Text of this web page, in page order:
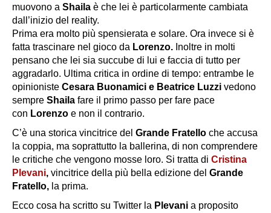
muovono a Shaila è che lei è particolarmente cambiata
dall’inizio del reality.
Prima era molto più spensierata e solare. Ora invece si è
fatta trascinare nel gioco da Lorenzo. Inoltre in molti
pensano che lei sia succube di lui e faccia di tutto per
aggradarlo. Ultima critica in ordine di tempo: entrambe le
opinioniste Cesara Buonamici e Beatrice Luzzi vedono
sempre Shaila fare il primo passo per fare pace
con Lorenzo e non il contrario.
C’è una storica vincitrice del Grande Fratello che accusa
la coppia, ma soprattutto la ballerina, di non comprendere
le critiche che vengono mosse loro. Si tratta di Cristina
Plevani, vincitrice della più bella edizione del Grande
Fratello, la prima.
Ecco cosa ha scritto su Twitter la Plevani a proposito